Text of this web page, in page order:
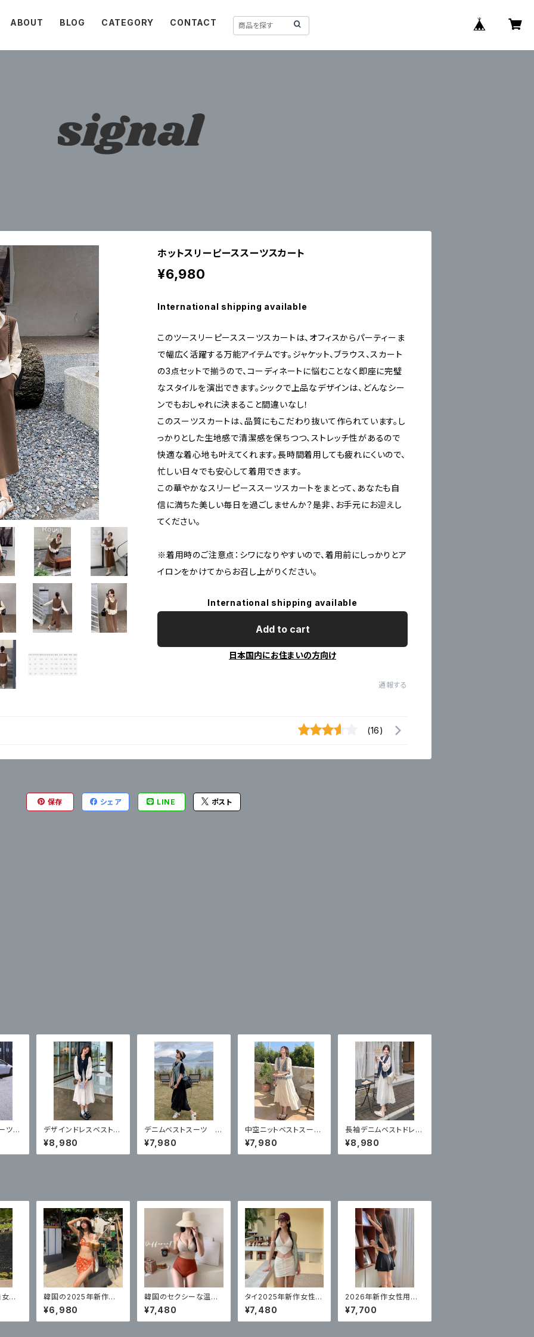
ABOUT BLOG CATEGORY CONTACT
ホットスリーピーススーツスカート
¥6,980
International shipping available
このツースリーピーススーツスカートは、オフィスからパーティーま
で幅広く活躍する万能アイテムです。ジャケット、ブラウス、スカート
の3点セットで揃うので、コーディネートに悩むことなく即座に完璧
なスタイルを演出できます。シックで上品なデザインは、どんなシー
ンでもおしゃれに決まること間違いなし！
このスーツスカートは、品質にもこだわり抜いて作られています。し
っかりとした生地感で清潔感を保ちつつ、ストレッチ性があるので
快適な着心地も叶えてくれます。長時間着用しても疲れにくいので、
忙しい日々でも安心して着用できます。
この華やかなスリーピーススーツスカートをまとって、あなたも自
信に満ちた美しい毎日を過ごしませんか？是非、お手元にお迎えし
てください。
※着用時のご注意点：シワになりやすいので、着用前にしっかりとア
イロンをかけてからお召し上がりください。
International shipping available
Add to cart
日本国内にお住まいの方向け
通報する
(16)
保存 シェア LINE ポスト
ーツ
デザインドレスベストス
ーツスカート 新スタイ
ルフランスの気質ハイ
エンドスカート 2 点セッ
¥8,980
デニムベストスーツ 夏
の新しい気質ベスト痩
身黒ドレス 2 点セット
¥7,980
中空ニットベストスーツ
ドレス フレンチティー
ブレイク 白スカート 2
点セット
¥7,980
長袖デニムベストドレス
スーツ 韓国スタイル
のツーピース
¥8,980
性
韓国の2025年新作人
気水着レディーススプリ
ットセクシーなビキニ3
点セット
¥6,980
韓国のセクシーな温泉
水着女性のための 新し
いスプリットハイウエス
トビキニ
¥7,480
タイ2025年新作女性用
水着、高級、美しい、無
地、セクシーなスプリッ
トビキニ3点セット
¥7,480
2026年新作女性用水
着、高級ワンピーススカ
ート、ボクサーアングル、
コンサバ、お腹カバー水
¥7,700